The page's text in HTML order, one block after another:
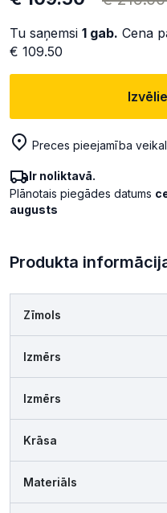
Tu saņemsi 1 gab. Cena
€ 109.50
Preces pieejamība
Ir noliktavā.
Plānotais piegādes datums
augusts
Produkta
Zīmols
Izmērs
Izmērs
Krāsa
Materiāls